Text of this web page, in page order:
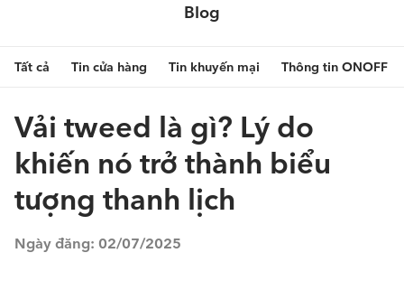
Blog
Tất cả Tin cửa hàng Tin khuyến mại Thông tin ONOFF
Vải tweed là gì? Lý do
khiến nó trở thành biểu
tượng thanh lịch
Ngày đăng: 02/07/2025